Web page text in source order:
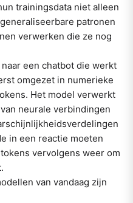
trainingsdata niet alleen
patronen
verwerken die ze nog
een chatbot die werkt
omgezet in numerieke
Het model verwerkt
neurale verbindingen
in een reactie moeten
vervolgens weer om
van vandaag zijn